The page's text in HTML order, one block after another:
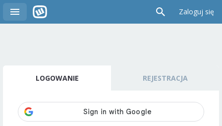
Zaloguj się
LOGOWANIE REJESTRACJA